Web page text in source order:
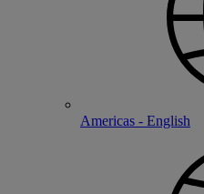
Americas - English